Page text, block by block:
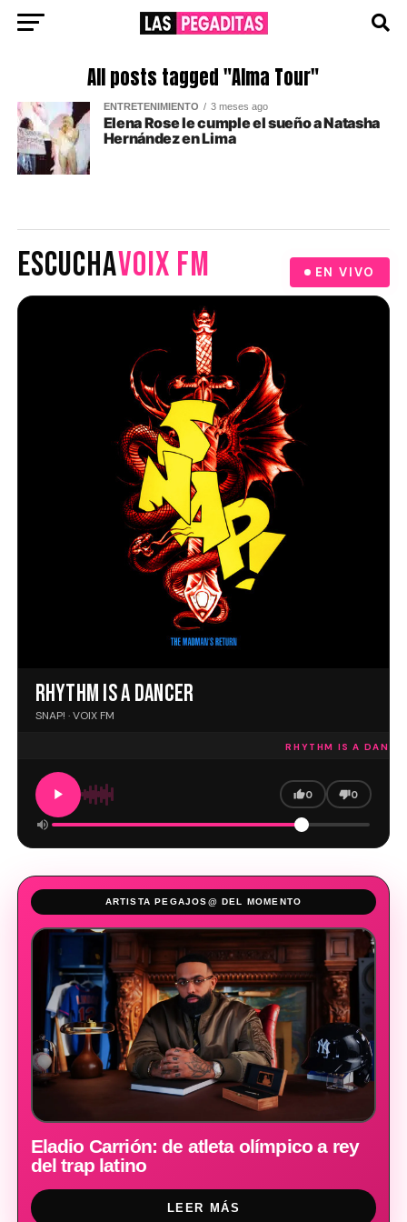
All posts tagged "Alma Tour"
ENTRETENIMIENTO 3 meses ago
Elena Rose le cumple el sueño a Natasha
Hernández en Lima
ESCUCHAVOIX FM EN VIVO
RHYTHM IS A DANCER
SNAP! · VOIX FM
RHYTHM IS A
0 0
ARTISTA PEGAJOS@ DEL MOMENTO
Eladio Carrión: de atleta olímpico a rey
del trap latino
LEER MÁS